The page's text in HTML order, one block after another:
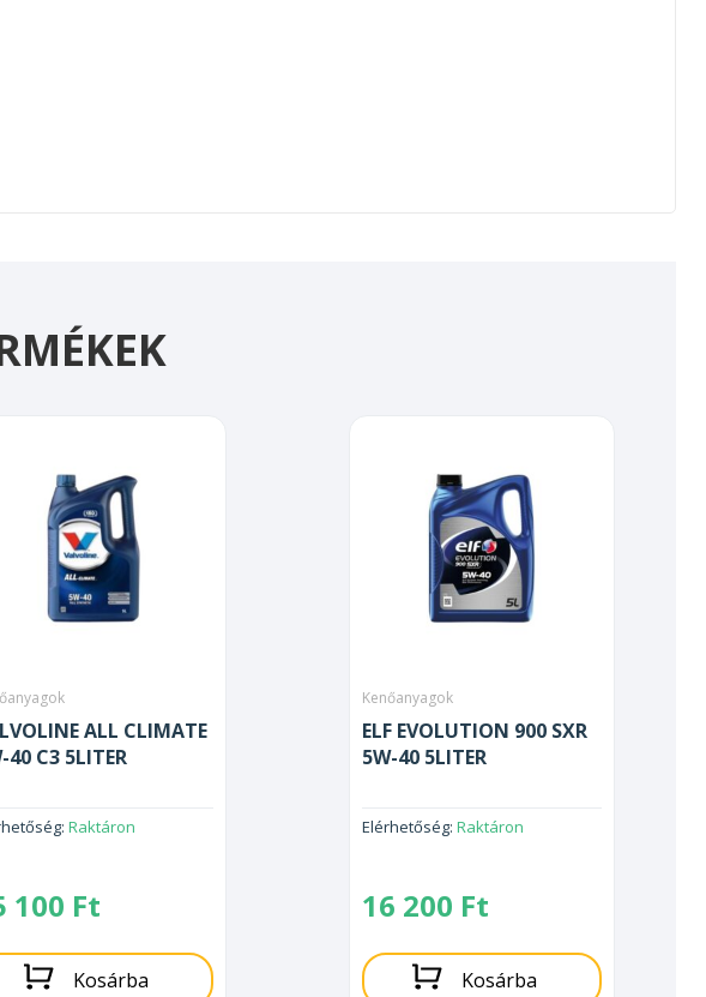
ALL CLIMATE
40 C3 5LITER
Raktáron
100 Ft
Kosárba
Kenőanyagok
ELF EVOLUTION 900 SXR
5W-40 5LITER
Elérhetőség: Raktáron
16 200 Ft
Kosárba